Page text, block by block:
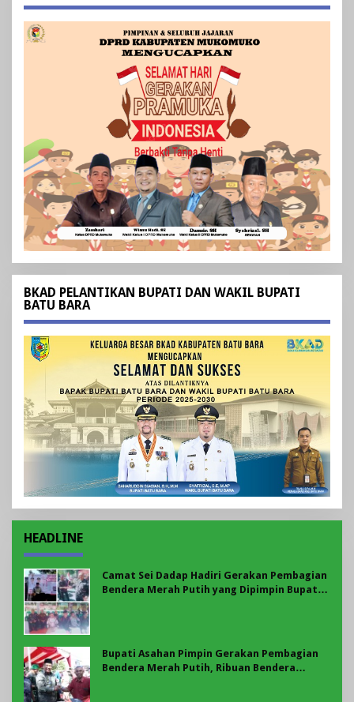
BKAD PELANTIKAN BUPATI DAN WAKIL BUPATI
BATU BARA
HEADLINE
Camat Sei Dadap Hadiri Gerakan Pembagian
Bendera Merah Putih yang Dipimpin Bupati
Bupati Asahan Pimpin Gerakan Pembagian
Bendera Merah Putih, Ribuan Bendera